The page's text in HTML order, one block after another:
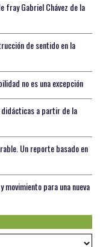
fray Gabriel Chávez de la
de sentido en la
no es una excepción
didácticas a partir de la
Un reporte basado en
para una nueva